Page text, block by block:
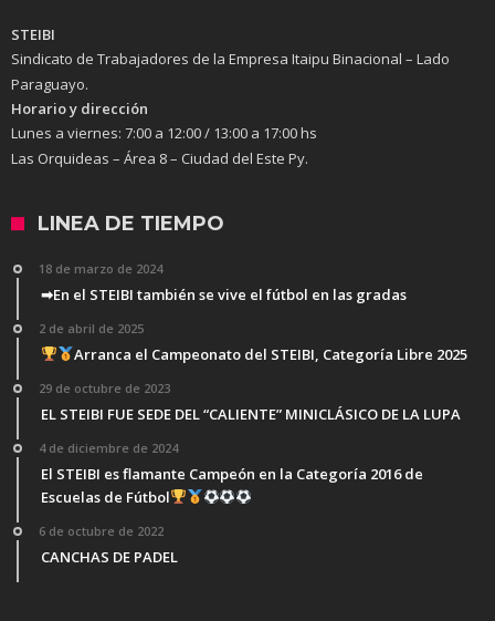
STEIBI
Sindicato de Trabajadores de la Empresa Itaipu Binacional – Lado
Paraguayo.
Horario y dirección
Lunes a viernes: 7:00 a 12:00 / 13:00 a 17:00 hs
Las Orquideas – Área 8 – Ciudad del Este Py.
LINEA DE TIEMPO
18 de marzo de 2024
➡En el STEIBI también se vive el fútbol en las gradas
2 de abril de 2025
Arranca el Campeonato del STEIBI, Categoría Libre 2025
29 de octubre de 2023
EL STEIBI FUE SEDE DEL “CALIENTE” MINICLÁSICO DE LA LUPA
4 de diciembre de 2024
El STEIBI es flamante Campeón en la Categoría 2016 de
Escuelas de Fútbol
6 de octubre de 2022
CANCHAS DE PADEL